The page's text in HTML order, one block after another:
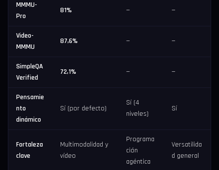
MMMU-
Pro
81% — —
Video-
MMMU
87,6% — —
SimpleQA
Verified
72,1% — —
Pensamie
nto
dinámico
Sí (por defecto)
Sí (4
niveles)
Sí
Fortaleza
clave
Multimodalidad y
vídeo
Programa
ción
agéntica
Versatilida
d general